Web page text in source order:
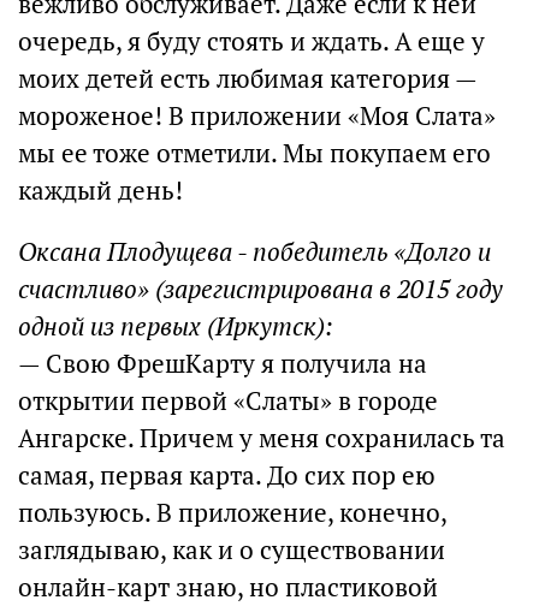
очередь, я буду стоять и ждать. А еще у
моих детей есть любимая категория —
мороженое! В приложении «Моя Слата»
мы ее тоже отметили. Мы покупаем его
каждый день!
Оксана Плодущева - победитель «Долго и
счастливо» (зарегистрирована в 2015 году
одной из первых (Иркутск):
— Свою ФрешКарту я получила на
открытии первой «Слаты» в городе
Ангарске. Причем у меня сохранилась та
самая, первая карта. До сих пор ею
пользуюсь. В приложение, конечно,
заглядываю, как и о существовании
онлайн-карт знаю, но пластиковой